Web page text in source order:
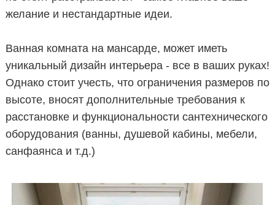
желание и нестандартные идеи.
Ванная комната на мансарде, может иметь
уникальный дизайн интерьера - все в ваших руках!
Однако стоит учесть, что ограничения размеров по
высоте, вносят дополнительные требования к
расстановке и функциональности сантехнического
оборудования (ванны, душевой кабины, мебели,
санфаянса и т.д.)